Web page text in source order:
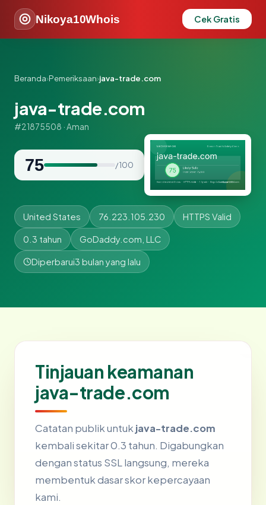
Nikoya10Whois Cek Gratis
Beranda›Pemeriksaan›java-trade.com
java-trade.com
#21875508 · Aman
75 / 100
United States 76.223.105.230 HTTPS Valid
0.3 tahun GoDaddy.com, LLC
Diperbarui3 bulan yang lalu
Tinjauan keamanan
java-trade.com
Catatan publik untuk java-trade.com
kembali sekitar 0.3 tahun. Digabungkan
dengan status SSL langsung, mereka
membentuk dasar skor kepercayaan
kami.